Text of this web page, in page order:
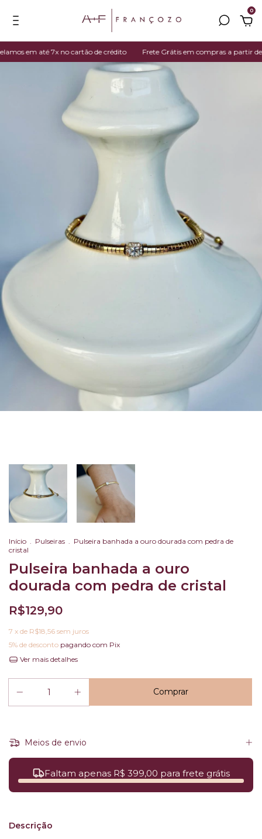
0
em até 7x no cartão de crédito Frete Grátis em compras a partir de
Início . Pulseiras . Pulseira banhada a ouro dourada com pedra de
cristal
Pulseira banhada a ouro
dourada com pedra de cristal
R$129,90
7 x de R$18,56 sem juros
5% de desconto pagando com Pix
Ver mais detalhes
Meios de envio
Faltam apenas R$ 399,00 para frete grátis
Descrição